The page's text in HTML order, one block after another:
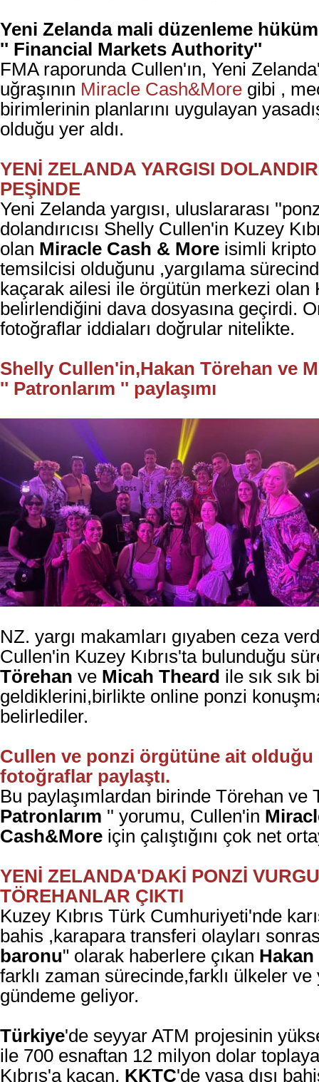
Yeni Zelanda mali düzenleme
'' Financial Markets Authority''
FMA raporunda Cullen'ın, Yeni
uğraşının Miracle Cash&More gibi ,
birimlerinin planlarını uygulayan
olduğu yer aldı.
YENİ ZELANDA YARGISI
PEŞİNDE
Yeni Zelanda yargısı, uluslararası
dolandırıcısı Shelly Cullen'in Kuzey
olan Miracle Cash & More isimli
temsilcisi olduğunu ,yargılama
kaçarak ailesi ile örgütün merkezi olan
belirlendiğini dava dosyasına geçirdi.
fotoğraflar iddiaları doğrular nitelikte.
Shelly Cullen'in,Hakan Törehan ve
'' Patronlarım '' paylaşımı
NZ. yargı makamları gıyaben ceza
Cullen'in Kuzey Kıbrıs'ta bulunduğu
Törehan ve Micah Theard ile sık sık
geldiklerini,birlikte online ponzi
belirlediler.
Cullen ve ponzi örgütüne ait
fotoğraflar paylaştı.
Bu paylaşımlardan birinde Törehan ve
Patronlarım '' yorumu, Cullen'in
Cash&More için çalıştığını çok net
YENİ ZELANDA'DAKİ PONZİ
TÖREHANLAR ÇIKTI
Kuzey Kıbrıs Türk Cumhuriyeti'nde
bahis ,karapara transferi olayları
baronu" olarak haberlere çıkan
farklı zaman sürecinde,farklı ülkeler
gündeme geliyor.
Türkiye'de seyyar ATM projesinin
ile 700 esnaftan 12 milyon dolar
Kıbrıs'akaçan, KKTC'de yasa dışı